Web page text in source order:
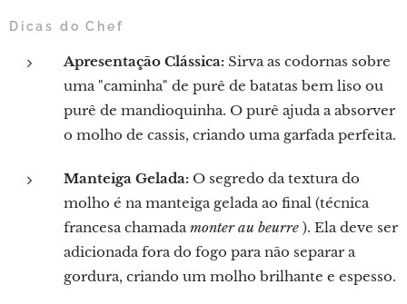
Dicas do Chef
Apresentação Clássica: Sirva as codornas sobre
uma "caminha" de purê de batatas bem liso ou
purê de mandioquinha. O purê ajuda a absorver
o molho de cassis, criando uma garfada perfeita.
Manteiga Gelada: O segredo da textura do
molho é na manteiga gelada ao final (técnica
francesa chamadamonter au beurre ). Ela deve ser
adicionada fora do fogo para não separar a
gordura, criando um molho brilhante e espesso.